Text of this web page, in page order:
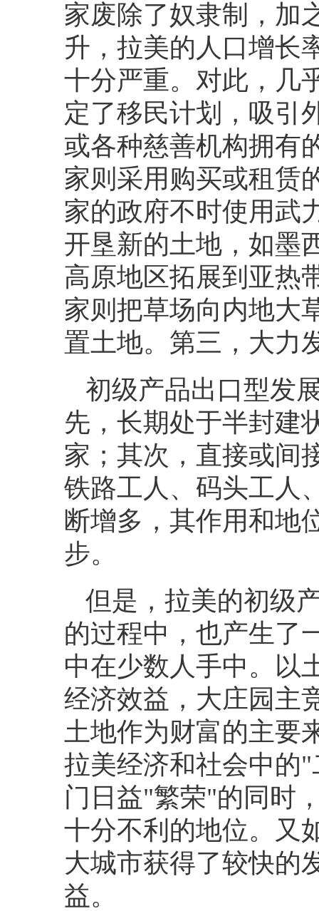
家废除了奴隶制，加
升，拉美的人口增长
十分严重。对此，几
定了移民计划，吸引
或各种慈善机构拥有
家则采用购买或租赁
家的政府不时使用武
开垦新的土地，如墨
高原地区拓展到亚热
家则把草场向内地大
置土地。第三，大力
初级产品出口型发
先，长期处于半封建
家；其次，直接或间
铁路工人、码头工人
断增多，其作用和地
步。
但是，拉美的初级
的过程中，也产生了
中在少数人手中。以
经济效益，大庄园主
土地作为财富的主要
拉美经济和社会中的"
门日益"繁荣"的同时
十分不利的地位。又
大城市获得了较快的
益。